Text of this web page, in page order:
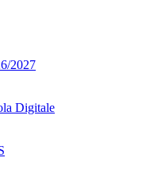
2027
Digitale